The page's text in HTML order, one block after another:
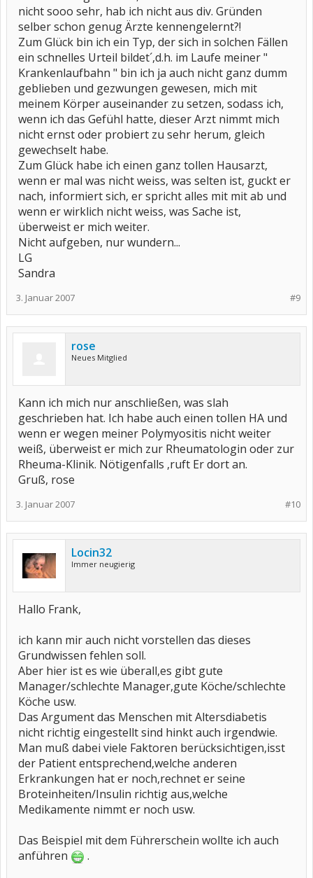
nicht sooo sehr, hab ich nicht aus div. Gründen
selber schon genug Ärzte kennengelernt?!
Zum Glück bin ich ein Typ, der sich in solchen Fällen
ein schnelles Urteil bildet´,d.h. im Laufe meiner "
Krankenlaufbahn " bin ich ja auch nicht ganz dumm
geblieben und gezwungen gewesen, mich mit
meinem Körper auseinander zu setzen, sodass ich,
wenn ich das Gefühl hatte, dieser Arzt nimmt mich
nicht ernst oder probiert zu sehr herum, gleich
gewechselt habe.
Zum Glück habe ich einen ganz tollen Hausarzt,
wenn er mal was nicht weiss, was selten ist, guckt er
nach, informiert sich, er spricht alles mit mit ab und
wenn er wirklich nicht weiss, was Sache ist,
überweist er mich weiter.
Nicht aufgeben, nur wundern...
LG
Sandra
#9
3. Januar 2007
rose
Neues Mitglied
Kann ich mich nur anschließen, was slah
geschrieben hat. Ich habe auch einen tollen HA und
wenn er wegen meiner Polymyositis nicht weiter
weiß, überweist er mich zur Rheumatologin oder zur
Rheuma-Klinik. Nötigenfalls ,ruft Er dort an.
Gruß, rose
#10
3. Januar 2007
Locin32
Immer neugierig
Hallo Frank,
ich kann mir auch nicht vorstellen das dieses
Grundwissen fehlen soll.
Aber hier ist es wie überall,es gibt gute
Manager/schlechte Manager,gute Köche/schlechte
Köche usw.
Das Argument das Menschen mit Altersdiabetis
nicht richtig eingestellt sind hinkt auch irgendwie.
Man muß dabei viele Faktoren berücksichtigen,isst
der Patient entsprechend,welche anderen
Erkrankungen hat er noch,rechnet er seine
Broteinheiten/Insulin richtig aus,welche
Medikamente nimmt er noch usw.
Das Beispiel mit dem Führerschein wollte ich auch
anführen
.